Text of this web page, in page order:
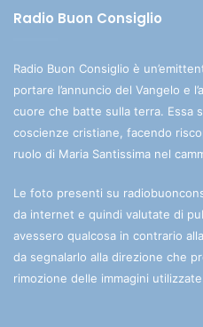
Radio Buon Consiglio
Radio Buon Consiglio è
portare l’annuncio del Vangelo e
cuore che batte sulla terra. Essa
coscienze cristiane, facendo
ruolo di Maria Santissima nel
Le foto presenti su
da internet e quindi valutate di
avessero qualcosa in contrario
da segnalarlo alla direzione che
rimozione delle immagini utilizzate.